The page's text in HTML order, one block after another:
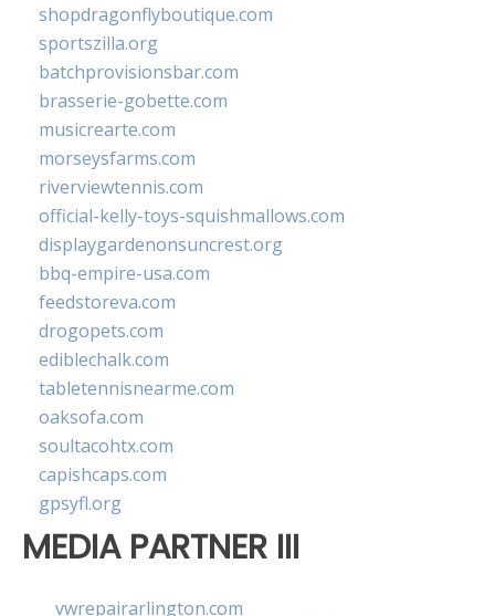
shopdragonflyboutique.com
sportszilla.org
batchprovisionsbar.com
brasserie-gobette.com
musicrearte.com
morseysfarms.com
riverviewtennis.com
official-kelly-toys-squishmallows.com
displaygardenonsuncrest.org
bbq-empire-usa.com
feedstoreva.com
drogopets.com
ediblechalk.com
tabletennisnearme.com
oaksofa.com
soultacohtx.com
capishcaps.com
gpsyfl.org
MEDIA PARTNER III
vwrepairarlington.com